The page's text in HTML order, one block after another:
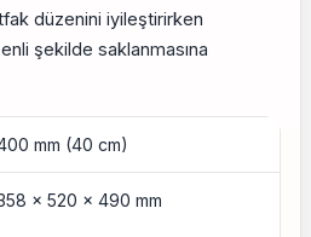
düzenini iyileştirirken
şekilde saklanmasına
mm (40 cm)
× 520 × 490 mm